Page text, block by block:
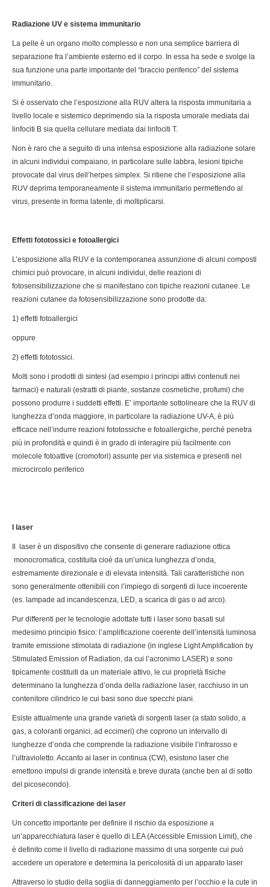
Radiazione UV e sistema immunitario
La pelle è un organo molto complesso e non una semplice barriera di
separazione fra l’ambiente esterno ed il corpo. In essa ha sede e svolge la
sua funzione una parte importante del “braccio periferico” del sistema
immunitario.
Si è osservato che l’esposizione alla RUV altera la risposta immunitaria a
livello locale e sistemico deprimendo sia la risposta umorale mediata dai
linfociti B sia quella cellulare mediata dai linfociti T.
Non è raro che a seguito di una intensa esposizione alla radiazione solare
in alcuni individui compaiano, in particolare sulle labbra, lesioni tipiche
provocate dal virus dell’herpes simplex. Si ritiene che l’esposizione alla
RUV deprima temporaneamente il sistema immunitario permettendo al
virus, presente in forma latente, di moltiplicarsi.
Effetti fototossici e fotoallergici
L’esposizione alla RUV e la contemporanea assunzione di alcuni composti
chimici può provocare, in alcuni individui, delle reazioni di
fotosensibilizzazione che si manifestano con tipiche reazioni cutanee. Le
reazioni cutanee da fotosensibilizzazione sono prodotte da:
1) effetti fotoallergici
oppure
2) effetti fototossici.
Molti sono i prodotti di sintesi (ad esempio i principi attivi contenuti nei
farmaci) e naturali (estratti di piante, sostanze cosmetiche, profumi) che
possono produrre i suddetti effetti. E’ importante sottolineare che la RUV di
lunghezza d’onda maggiore, in particolare la radiazione UV-A, è più
efficace nell’indurre reazioni fototossiche e fotoallergiche, perché penetra
più in profondità e quindi è in grado di interagire più facilmente con
molecole fotoattive (cromofori) assunte per via sistemica e presenti nel
microcircolo periferico
I laser
Il laser è un dispositivo che consente di generare radiazione ottica
monocromatica, costituita cioè da un’unica lunghezza d’onda,
estremamente direzionale e di elevata intensità. Tali caratteristiche non
sono generalmente ottenibili con l’impiego di sorgenti di luce incoerente
(es. lampade ad incandescenza, LED, a scarica di gas o ad arco).
Pur differenti per le tecnologie adottate tutti i laser sono basati sul
medesimo principio fisico: l’amplificazione coerente dell’intensità luminosa
tramite emissione stimolata di radiazione (in inglese Light Amplification by
Stimulated Emission of Radiation, da cui l’acronimo LASER) e sono
tipicamente costituiti da un materiale attivo, le cui proprietà fisiche
determinano la lunghezza d’onda della radiazione laser, racchiuso in un
contenitore cilindrico le cui basi sono due specchi piani.
Esiste attualmente una grande varietà di sorgenti laser (a stato solido, a
gas, a coloranti organici, ad eccimeri) che coprono un intervallo di
lunghezze d’onda che comprende la radiazione visibile l’infrarosso e
l’ultravioletto. Accanto ai laser in continua (CW), esistono laser che
emettono impulsi di grande intensità e breve durata (anche ben al di sotto
del picosecondo).
Criteri di classificazione dei laser
Un concetto importante per definire il rischio da esposizione a
un’apparecchiatura laser è quello di LEA (Accessible Emission Limit), che
è definito come il livello di radiazione massimo di una sorgente cui può
accedere un operatore e determina la pericolosità di un apparato laser
Attraverso lo studio della soglia di danneggiamento per l’occhio e la cute in